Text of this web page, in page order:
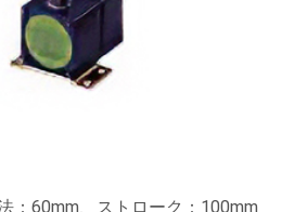
：60mm、ストローク：100mm